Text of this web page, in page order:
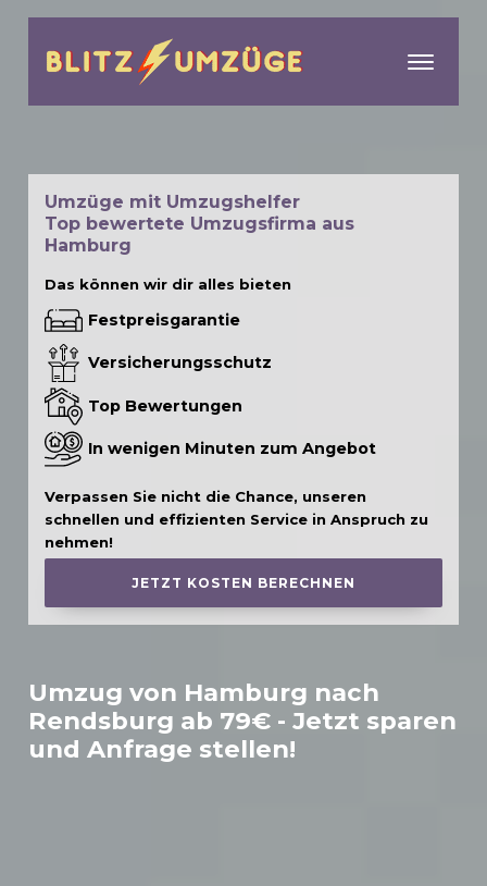
Umzug von Hamburg nach
Rendsburg ab 79€ - Jetzt sparen
und Anfrage stellen!
Umzüge mit Umzugshelfer
Top bewertete Umzugsfirma aus
Hamburg
Das können wir dir alles bieten
Festpreisgarantie
Versicherungsschutz
Top Bewertungen
In wenigen Minuten zum Angebot
Verpassen Sie nicht die Chance, unseren
schnellen und effizienten Service in Anspruch zu
nehmen!
JETZT KOSTEN BERECHNEN